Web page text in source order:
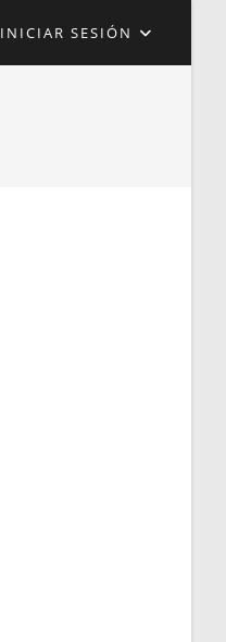
INICIAR SESIÓN